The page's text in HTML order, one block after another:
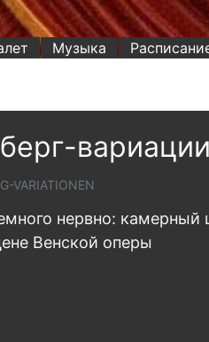
Музыка
вариации
VARIATIONEN
нервно: камерный
Венской оперы